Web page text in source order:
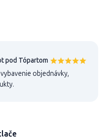
pod Tópartom
objednávky,